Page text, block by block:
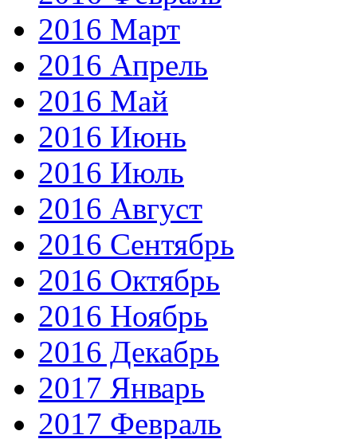
2016 Март
2016 Апрель
2016 Май
2016 Июнь
2016 Июль
2016 Август
2016 Сентябрь
2016 Октябрь
2016 Ноябрь
2016 Декабрь
2017 Январь
2017 Февраль